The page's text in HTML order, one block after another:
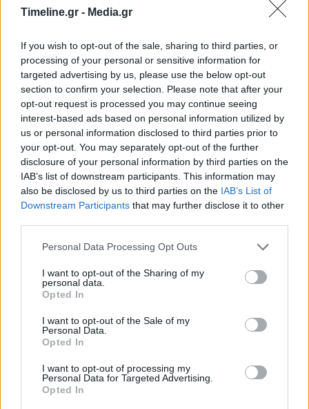
Timeline.gr - Media.gr
If you wish to opt-out of the sale, sharing to third parties, or
processing of your personal or sensitive information for
targeted advertising by us, please use the below opt-out
section to confirm your selection. Please note that after your
opt-out request is processed you may continue seeing
interest-based ads based on personal information utilized by
us or personal information disclosed to third parties prior to
your opt-out. You may separately opt-out of the further
disclosure of your personal information by third parties on the
IAB’s list of downstream participants. This information may
also be disclosed by us to third parties on the IAB’s List of
Downstream Participants that may further disclose it to other
Personal Data Processing Opt Outs
I want to opt-out of the Sharing of my
personal data.
Opted In
I want to opt-out of the Sale of my
Personal Data.
Opted In
I want to opt-out of processing my
Personal Data for Targeted Advertising.
Opted In
Στη Μολδαβία αύριο, Τρίτη, η Κατερίνα
Σακελλαροπούλου για επίσημη επίσκεψη
18:54 - 27 Φεβρουαρίου 2023
H επίσκεψη της Προέδρου της Δημοκρατίας θα
διαρκέσει από τις 28 Φεβρουαρίου έως τις 2
Μαρτίου
Στο Κίεβο ο Ισραηλινός ΥΠΕΞ – Πρώτη
επίσκεψη υπουργού του Ισραήλ στην
Ουκρανία από την έναρξη…
10:45 - 16 Φεβρουαρίου 2023
«Βρισκόμασταν στο πλευρό του ουκρανικού λαού
και της Ουκρανίας την προηγούμενη χρονιά»,
δήλωσε ο Κοέν κατά την άφιξή του